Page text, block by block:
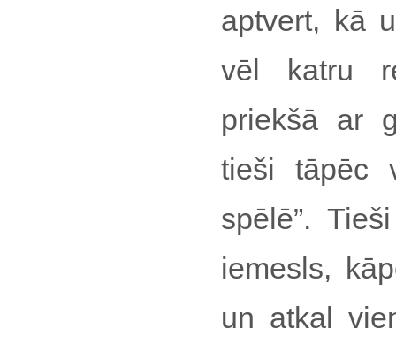
aptvert, kā
vēl katru
priekšā ar
tieši tāpēc
spēlē”.
iemesls,
un atkal